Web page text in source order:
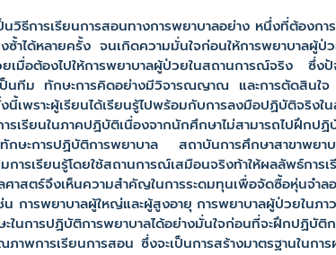
ารเรียนการสอนทางการพยาบาลอย่าง หนึ่งที่ต้องกา
ได้หลายครั้ง จนเกิดความมั่นใจก่อนให้การพยาบาลผู้ป่
มื่อต้องไปให้การพยาบาลผู้ป่วยในสถานการณ์จริง ซึ่ง
นทีม ทักษะการคิดอย่างมีวิจารณญาณ และการตัดสินใ
พราะผู้เรียนได้เรียนรู้ไปพร้อมกับการลงมือปฏิบัติจริง
เรียนในภาคปฏิบัติเนื่องจากนักศึกษาไม่สามารถไปฝึกป
ษะการปฏิบัติการพยาบาล สถาบันการศึกษาสาขาพยาบ
ารเรียนรู้โดยใช้สถานการณ์เสมือนจริงท้าให้ผลลัพธ์กา
สตร์จึงเห็นความสำคัญในการระดมทุนเพื่อจัดซื้อหุ่นจำ
การพยาบาลผู้ใหญ่และผู้สูงอายุ การพยาบาลผู้ป่วยในภา
การปฏิบัติการพยาบาลได้อย่างมั่นใจก่อนที่จะฝึกปฏิบัติ
การเรียนการสอน ซึ่งจะเป็นการสร้างมาตรฐานในก